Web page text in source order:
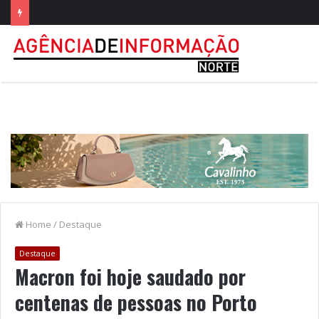
Home / Destaque
Destaque
Macron foi hoje saudado por
centenas de pessoas no Porto